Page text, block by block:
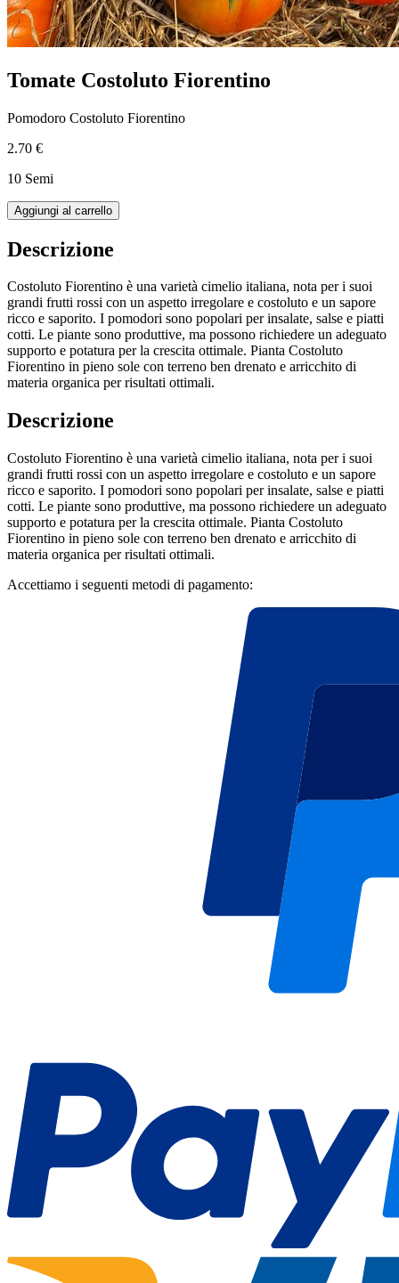
Tomate Costoluto Fiorentino
Pomodoro Costoluto Fiorentino
2.70 €
10 Semi
Aggiungi al carrello
Descrizione
Costoluto Fiorentino è una varietà cimelio italiana, nota per i suoi
grandi frutti rossi con un aspetto irregolare e costoluto e un sapore
ricco e saporito. I pomodori sono popolari per insalate, salse e piatti
cotti. Le piante sono produttive, ma possono richiedere un adeguato
supporto e potatura per la crescita ottimale. Pianta Costoluto
Fiorentino in pieno sole con terreno ben drenato e arricchito di
materia organica per risultati ottimali.
Descrizione
Costoluto Fiorentino è una varietà cimelio italiana, nota per i suoi
grandi frutti rossi con un aspetto irregolare e costoluto e un sapore
ricco e saporito. I pomodori sono popolari per insalate, salse e piatti
cotti. Le piante sono produttive, ma possono richiedere un adeguato
supporto e potatura per la crescita ottimale. Pianta Costoluto
Fiorentino in pieno sole con terreno ben drenato e arricchito di
materia organica per risultati ottimali.
Accettiamo i seguenti metodi di pagamento: